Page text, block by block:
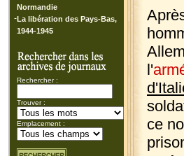
Normandie
-La libération des Pays-Bas,
1944-1945
Rechercher :
Trouver :
Emplacement :
l'
ce